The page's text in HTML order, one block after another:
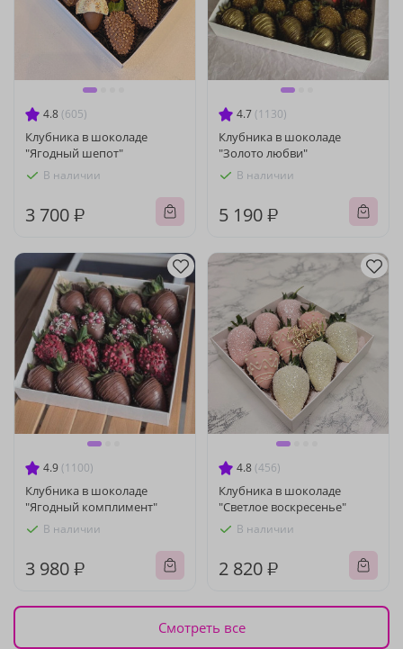
4.8 (605)
Клубника в шоколаде
"Ягодный шепот"
В наличии
3 700 ₽
4.7 (1130)
Клубника в шоколаде
"Золото любви"
В наличии
5 190 ₽
4.9 (1100)
Клубника в шоколаде
"Ягодный комплимент"
В наличии
3 980 ₽
4.8 (456)
Клубника в шоколаде
"Светлое воскресенье"
В наличии
2 820 ₽
Смотреть все